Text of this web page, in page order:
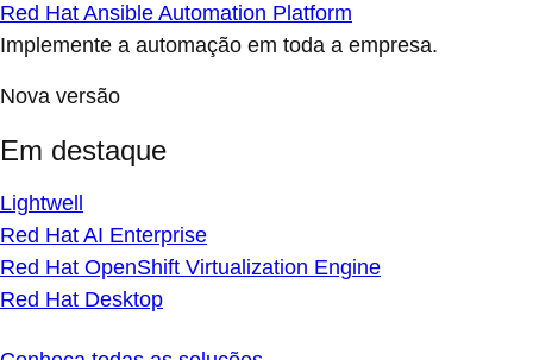
Red Hat Ansible Automation Platform
Implemente a automação em toda a empresa.
Nova versão
Em destaque
Lightwell
Red Hat AI Enterprise
Red Hat OpenShift Virtualization Engine
Red Hat Desktop